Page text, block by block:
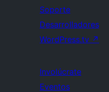
Soporte
Desarrolladores
WordPress.tv ↗
Involúcrate
Eventos